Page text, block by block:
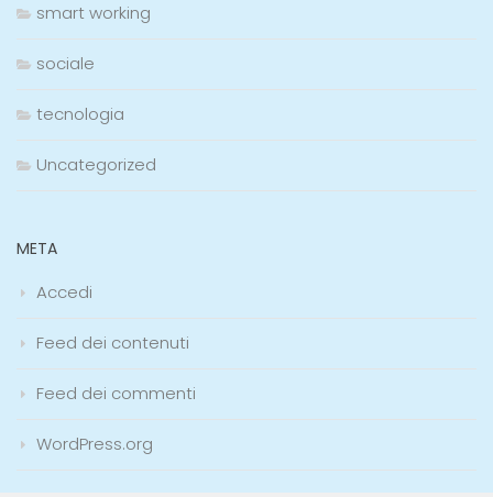
smart working
sociale
tecnologia
Uncategorized
META
Accedi
Feed dei contenuti
Feed dei commenti
WordPress.org